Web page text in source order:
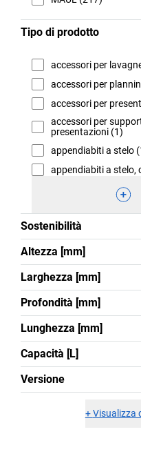
Tipo di prodotto
accessori per
accessori per
accessori per
accessori per
presentazioni (1)
appendiabiti a stelo
appendiabiti a stelo,
Sostenibilità
Altezza [mm]
Larghezza [mm]
Profondità [mm]
Lunghezza [mm]
Capacità [L]
Versione
+Visualizza